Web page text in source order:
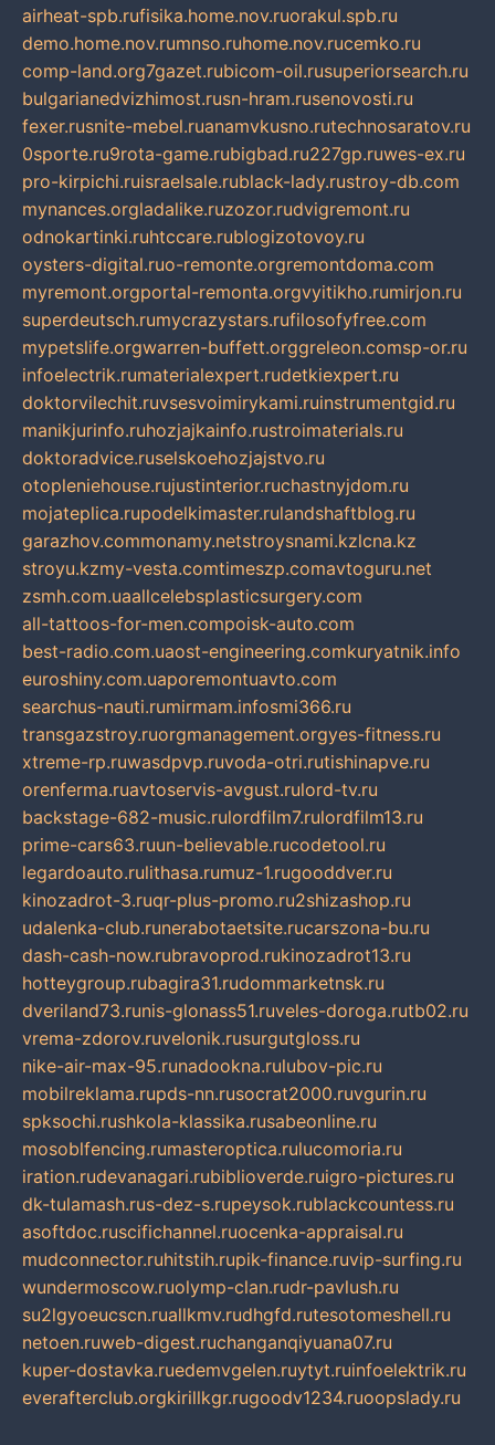
airheat-spb.rufisika.home.nov.ruorakul.spb.ru
demo.home.nov.rumnso.ruhome.nov.rucemko.ru
comp-land.org7gazet.rubicom-oil.rusuperiorsearch.ru
bulgarianedvizhimost.rusn-hram.rusenovosti.ru
fexer.rusnite-mebel.ruanamvkusno.rutechnosaratov.ru
0sporte.ru9rota-game.rubigbad.ru227gp.ruwes-ex.ru
pro-kirpichi.ruisraelsale.rublack-lady.rustroy-db.com
mynances.orgladalike.ruzozor.rudvigremont.ru
odnokartinki.ruhtccare.rublogizotovoy.ru
oysters-digital.ruo-remonte.orgremontdoma.com
myremont.orgportal-remonta.orgvyitikho.rumirjon.ru
superdeutsch.rumycrazystars.rufilosofyfree.com
mypetslife.orgwarren-buffett.orggreleon.comsp-or.ru
infoelectrik.rumaterialexpert.rudetkiexpert.ru
doktorvilechit.ruvsesvoimirykami.ruinstrumentgid.ru
manikjurinfo.ruhozjajkainfo.rustroimaterials.ru
doktoradvice.ruselskoehozjajstvo.ru
otopleniehouse.rujustinterior.ruchastnyjdom.ru
mojateplica.rupodelkimaster.rulandshaftblog.ru
garazhov.commonamy.netstroysnami.kzlcna.kz
stroyu.kzmy-vesta.comtimeszp.comavtoguru.net
zsmh.com.uaallcelebsplasticsurgery.com
all-tattoos-for-men.compoisk-auto.com
best-radio.com.uaost-engineering.comkuryatnik.info
euroshiny.com.uaporemontuavto.com
searchus-nauti.rumirmam.infosmi366.ru
transgazstroy.ruorgmanagement.orgyes-fitness.ru
xtreme-rp.ruwasdpvp.ruvoda-otri.rutishinapve.ru
orenferma.ruavtoservis-avgust.rulord-tv.ru
backstage-682-music.rulordfilm7.rulordfilm13.ru
prime-cars63.ruun-believable.rucodetool.ru
legardoauto.rulithasa.rumuz-1.rugooddver.ru
kinozadrot-3.ruqr-plus-promo.ru2shizashop.ru
udalenka-club.runerabotaetsite.rucarszona-bu.ru
dash-cash-now.rubravoprod.rukinozadrot13.ru
hotteygroup.rubagira31.rudommarketnsk.ru
dveriland73.runis-glonass51.ruveles-doroga.rutb02.ru
vrema-zdorov.ruvelonik.rusurgutgloss.ru
nike-air-max-95.runadookna.rulubov-pic.ru
mobilreklama.rupds-nn.rusocrat2000.ruvgurin.ru
spksochi.rushkola-klassika.rusabeonline.ru
mosoblfencing.rumasteroptica.rulucomoria.ru
iration.rudevanagari.rubiblioverde.ruigro-pictures.ru
dk-tulamash.rus-dez-s.rupeysok.rublackcountess.ru
asoftdoc.ruscifichannel.ruocenka-appraisal.ru
mudconnector.ruhitstih.rupik-finance.ruvip-surfing.ru
wundermoscow.ruolymp-clan.rudr-pavlush.ru
su2lgyoeucscn.ruallkmv.rudhgfd.rutesotomeshell.ru
netoen.ruweb-digest.ruchanganqiyuana07.ru
kuper-dostavka.ruedemvgelen.ruytyt.ruinfoelektrik.ru
everafterclub.orgkirillkgr.rugoodv1234.ruoopslady.ru